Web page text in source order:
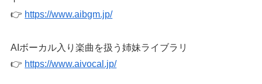
👉 https://www.aibgm.jp/
AIボーカル入り楽曲を扱う姉妹ライブラリ
👉 https://www.aivocal.jp/